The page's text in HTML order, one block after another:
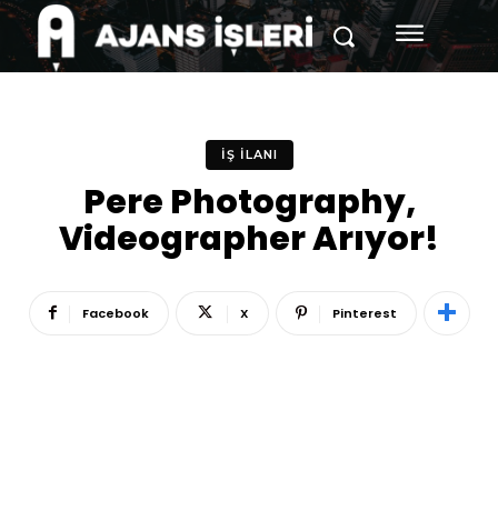
İŞ İLANI
Pere Photography,
Videographer Arıyor!
Facebook X Pinterest